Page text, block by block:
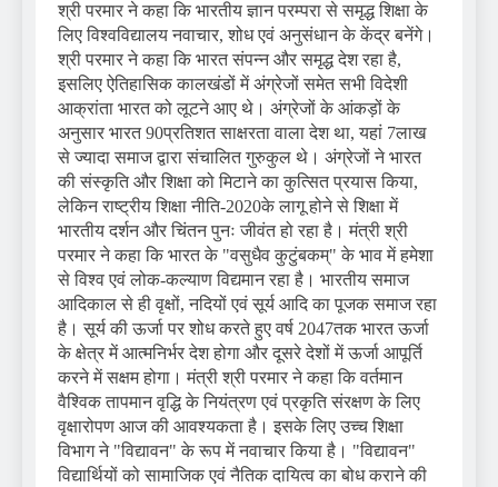
श्री परमार ने कहा कि भारतीय ज्ञान परम्परा से समृद्ध शिक्षा के
लिए विश्वविद्यालय नवाचार, शोध एवं अनुसंधान के केंद्र बनेंगे।
श्री परमार ने कहा कि भारत संपन्न और समृद्ध देश रहा है,
इसलिए ऐतिहासिक कालखंडों में अंग्रेजों समेत सभी विदेशी
आक्रांता भारत को लूटने आए थे। अंग्रेजों के आंकड़ों के
अनुसार भारत 90प्रतिशत साक्षरता वाला देश था, यहां 7लाख
से ज्यादा समाज द्वारा संचालित गुरुकुल थे। अंग्रेजों ने भारत
की संस्कृति और शिक्षा को मिटाने का कुत्सित प्रयास किया,
लेकिन राष्ट्रीय शिक्षा नीति-2020के लागू होने से शिक्षा में
भारतीय दर्शन और चिंतन पुनः जीवंत हो रहा है। मंत्री श्री
परमार ने कहा कि भारत के "वसुधैव कुटुंबकम्" के भाव में हमेशा
से विश्व एवं लोक-कल्याण विद्यमान रहा है। भारतीय समाज
आदिकाल से ही वृक्षों, नदियों एवं सूर्य आदि का पूजक समाज रहा
है। सूर्य की ऊर्जा पर शोध करते हुए वर्ष 2047तक भारत ऊर्जा
के क्षेत्र में आत्मनिर्भर देश होगा और दूसरे देशों में ऊर्जा आपूर्ति
करने में सक्षम होगा। मंत्री श्री परमार ने कहा कि वर्तमान
वैश्विक तापमान वृद्धि के नियंत्रण एवं प्रकृति संरक्षण के लिए
वृक्षारोपण आज की आवश्यकता है। इसके लिए उच्च शिक्षा
विभाग ने "विद्यावन" के रूप में नवाचार किया है। "विद्यावन"
विद्यार्थियों को सामाजिक एवं नैतिक दायित्व का बोध कराने की